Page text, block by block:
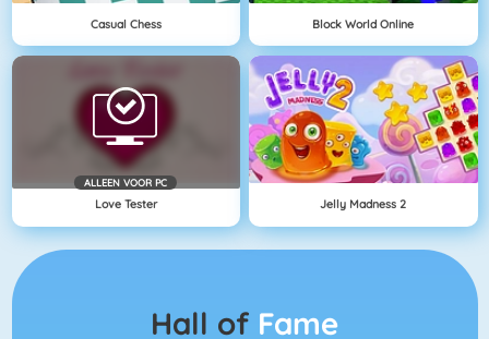
Casual Chess Block World Online
ALLEEN VOOR PC
Love Tester Jelly Madness 2
Hall of Fame